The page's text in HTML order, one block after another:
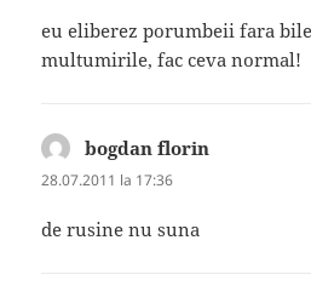
eu eliberez porumbeii fara
multumirile, fac ceva normal!
bogdan florin
28.07.2011 la 17:36
de rusine nu suna